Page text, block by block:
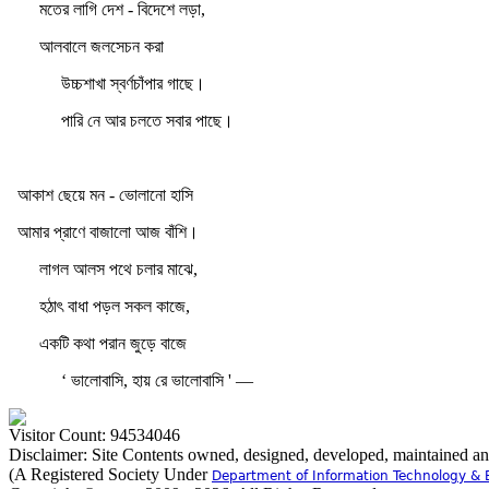
মতের লাগি দেশ - বিদেশে লড়া,
আলবালে জলসেচন করা
উচ্চশাখা স্বর্ণচাঁপার গাছে।
পারি নে আর চলতে সবার পাছে।
আকাশ ছেয়ে মন - ভোলানো হাসি
আমার প্রাণে বাজালো আজ বাঁশি।
লাগল আলস পথে চলার মাঝে,
হঠাৎ বাধা পড়ল সকল কাজে,
একটি কথা পরান জুড়ে বাজে
‘ ভালোবাসি, হায় রে ভালোবাসি ' —
Visitor Count: 94534046
Disclaimer: Site Contents owned, designed, developed, maintained
(A Registered Society Under Department of Information Technology &